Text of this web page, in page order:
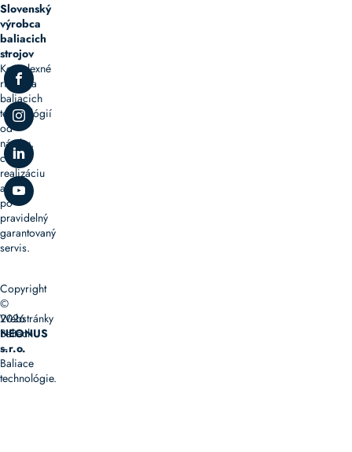
Slovenský
výrobca
baliacich
strojov
Komplexné
riešenia
baliacich
technológií
od
návrhu,
cez
realizáciu
až
po
pravidelný
garantovaný
servis.
Copyright
©
2026
Baltech
–
Baliace
technológie.
Webstránky
NEONUS
s.r.o.